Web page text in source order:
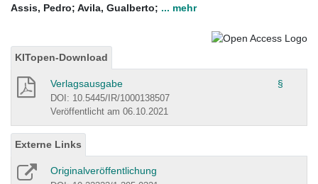
Assis, Pedro; Avila, Gualberto; ... mehr
KITopen-Download
Verlagsausgabe §
DOI: 10.5445/IR/1000138507
Veröffentlicht am 06.10.2021
Externe Links
Originalveröffentlichung